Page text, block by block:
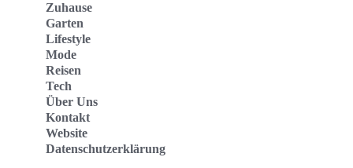
Zuhause
Garten
Lifestyle
Mode
Reisen
Tech
Über Uns
Kontakt
Website
Datenschutzerklärung